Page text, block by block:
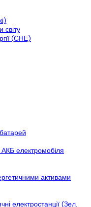
світу
(СНЕ)
електромобіля
активами
електростанції (Зел.